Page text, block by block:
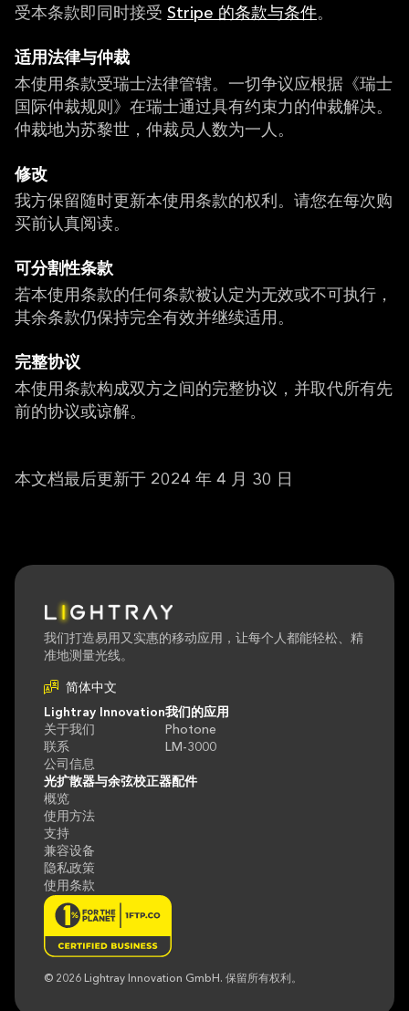
受本条款即同时接受 Stripe 的条款与条件。
适用法律与仲裁
本使用条款受瑞士法律管辖。一切争议应根据《瑞士
国际仲裁规则》在瑞士通过具有约束力的仲裁解决。
仲裁地为苏黎世，仲裁员人数为一人。
修改
我方保留随时更新本使用条款的权利。请您在每次购
买前认真阅读。
可分割性条款
若本使用条款的任何条款被认定为无效或不可执行，
其余条款仍保持完全有效并继续适用。
完整协议
本使用条款构成双方之间的完整协议，并取代所有先
前的协议或谅解。
本文档最后更新于 2024 年 4 月 30 日
我们打造易用又实惠的移动应用，让每个人都能轻松、精
准地测量光线。
Lightray Innovation
关于我们
联系
公司信息
我们的应用
Photone
LM-3000
光扩散器与余弦校正器配件
概览
使用方法
支持
兼容设备
隐私政策
使用条款
© 2026 Lightray Innovation GmbH. 保留所有权利。